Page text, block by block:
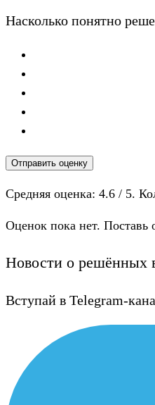
Насколько понятно
Отправить оценку
Средняя оценка: 4.6 / 5.
Оценок пока нет. Поставь
Новости о решённых
Вступай в Telegram-